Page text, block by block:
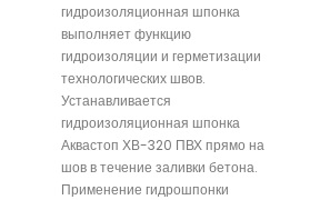
гидроизоляционная шпонка
выполняет функцию
гидроизоляции и герметизации
технологических швов.
Устанавливается
гидроизоляционная шпонка
Аквастоп ХВ-320 ПВХ прямо на
шов в течение заливки бетона.
Применение гидрошпонки